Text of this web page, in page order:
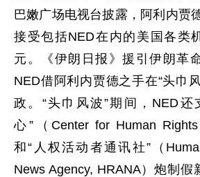
巴嫩广场电视台披露，阿利内贾
接受包括NED在内的美国各类
元。《伊朗日报》援引伊朗革
NED借阿利内贾德之手在“头巾
政。“头巾风波”期间，NED还
心”（Center for Human
和“人权活动者通讯社”（
News Agency, HRANA）炮制假